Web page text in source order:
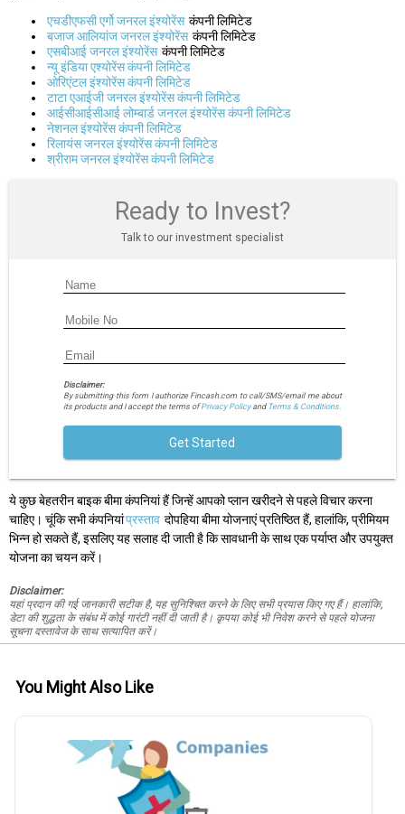
एचडीएफसी एर्गो जनरल इंश्योरेंस कंपनी लिमिटेड
बजाज आलियांज जनरल इंश्योरेंस कंपनी लिमिटेड
एसबीआई जनरल इंश्योरेंस कंपनी लिमिटेड
न्यू इंडिया एश्योरेंस कंपनी लिमिटेड
ओरिएंटल इंश्योरेंस कंपनी लिमिटेड
टाटा एआईजी जनरल इंश्योरेंस कंपनी लिमिटेड
आईसीआईसीआई लोम्बार्ड जनरल इंश्योरेंस कंपनी लिमिटेड
नेशनल इंश्योरेंस कंपनी लिमिटेड
रिलायंस जनरल इंश्योरेंस कंपनी लिमिटेड
श्रीराम जनरल इंश्योरेंस कंपनी लिमिटेड
Ready to Invest?
Talk to our investment specialist
Disclaimer:
By submitting this form I authorize Fincash.com to call/SMS/email me about
its products and I accept the terms ofPrivacy Policyand Terms & Conditions.
Get Started
ये कुछ बेहतरीन बाइक बीमा कंपनियां हैं जिन्हें आपको प्लान खरीदने से पहले विचार करना
चाहिए। चूंकि सभी कंपनियांप्रस्ताव दोपहिया बीमा योजनाएं प्रतिष्ठित हैं, हालांकि, प्रीमियम
भिन्न हो सकते हैं, इसलिए यह सलाह दी जाती है कि सावधानी के साथ एक पर्याप्त और उपयुक्त
योजना का चयन करें।
Disclaimer:
यहां प्रदान की गई जानकारी सटीक है, यह सुनिश्चित करने के लिए सभी प्रयास किए गए हैं। हालांकि,
डेटा की शुद्धता के संबंध में कोई गारंटी नहीं दी जाती है। कृपया कोई भी निवेश करने से पहले योजना
सूचना दस्तावेज के साथ सत्यापित करें।
You Might Also Like